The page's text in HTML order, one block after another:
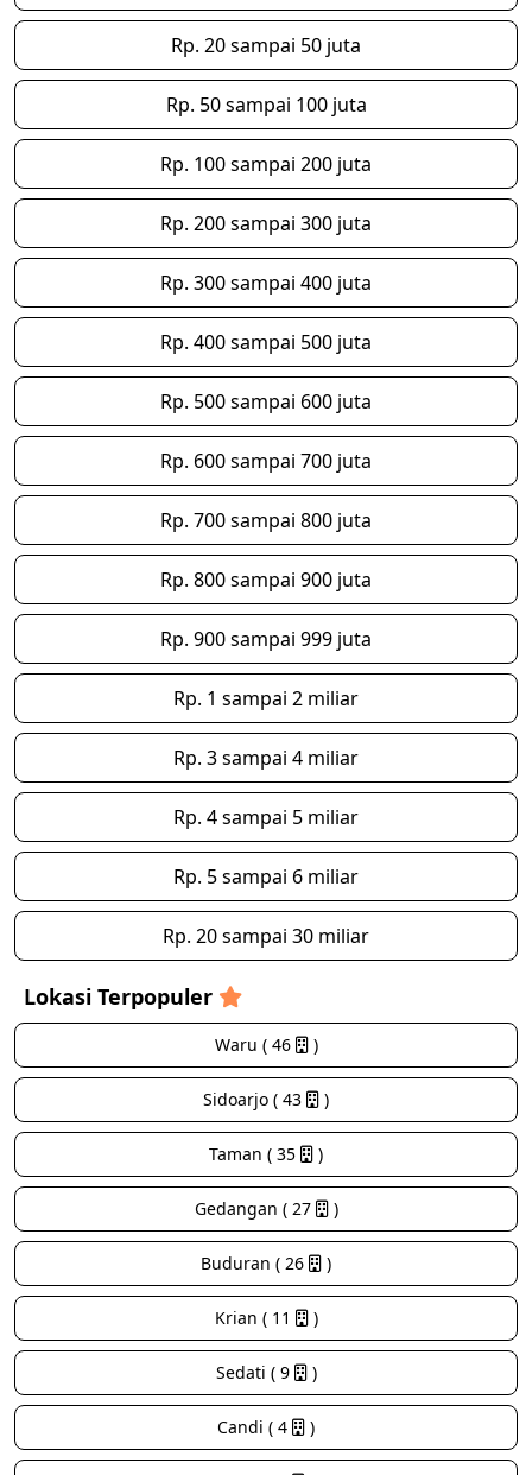
Rp. 20 sampai 50 juta
Rp. 50 sampai 100 juta
Rp. 100 sampai 200 juta
Rp. 200 sampai 300 juta
Rp. 300 sampai 400 juta
Rp. 400 sampai 500 juta
Rp. 500 sampai 600 juta
Rp. 600 sampai 700 juta
Rp. 700 sampai 800 juta
Rp. 800 sampai 900 juta
Rp. 900 sampai 999 juta
Rp. 1 sampai 2 miliar
Rp. 3 sampai 4 miliar
Rp. 4 sampai 5 miliar
Rp. 5 sampai 6 miliar
Rp. 20 sampai 30 miliar
Lokasi Terpopuler
Waru ( 46 )
Sidoarjo ( 43 )
Taman ( 35 )
Gedangan ( 27 )
Buduran ( 26 )
Krian ( 11 )
Sedati ( 9 )
Candi ( 4 )